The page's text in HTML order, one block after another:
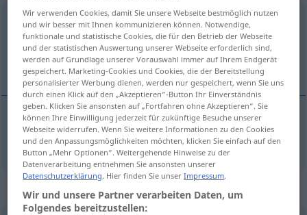
O-Ton m
Übersicht aller Übersetzungen
(Für mehr Details die Übersetzung anklicken/antippen)
O-Ton → siehe „Originalton“
Synonyme für "O-Ton"
Wir verwenden Cookies, damit Sie unsere Webseite bestmöglich nutzen
und wir besser mit Ihnen kommunizieren können. Notwendige,
funktionale und statistische Cookies, die für den Betrieb der Webseite
und der statistischen Auswertung unserer Webseite erforderlich sind,
werden auf Grundlage unserer Vorauswahl immer auf Ihrem Endgerät
gespeichert. Marketing-Cookies und Cookies, die der Bereitstellung
personalisierter Werbung dienen, werden nur gespeichert, wenn Sie uns
durch einen Klick auf den „Akzeptieren“-Button Ihr Einverständnis
geben. Klicken Sie ansonsten auf „Fortfahren ohne Akzeptieren“. Sie
können Ihre Einwilligung jederzeit für zukünftige Besuche unserer
Webseite widerrufen. Wenn Sie weitere Informationen zu den Cookies
und den Anpassungsmöglichkeiten möchten, klicken Sie einfach auf den
Button „Mehr Optionen“. Weitergehende Hinweise zu der
Datenverarbeitung entnehmen Sie ansonsten unserer
Datenschutzerklärung. Hier finden Sie unserImpressum.
Wir und unsere Partner verarbeiten Daten, um
Folgendes bereitzustellen: